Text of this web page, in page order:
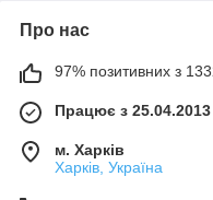
Про нас
97% позитивних з 1332
Працює з 25.04.2013
м. Харків
Харків, Україна